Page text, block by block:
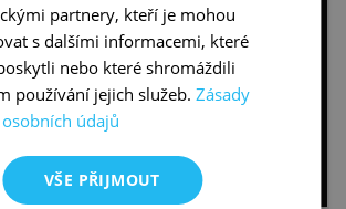
partnery, kteří je mohou
s dalšími informacemi, které
nebo které shromáždili
používání jejich služeb.Zásady
údajů
VŠE PŘIJMOUT